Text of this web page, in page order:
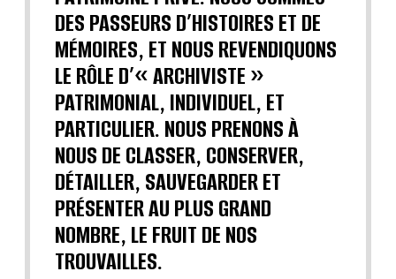
DES PASSEURS D’HISTOIRES ET DE
MÉMOIRES, ET NOUS REVENDIQUONS
LE RÔLE D’« ARCHIVISTE »
PATRIMONIAL, INDIVIDUEL, ET
PARTICULIER. NOUS PRENONS À
NOUS DE CLASSER, CONSERVER,
DÉTAILLER, SAUVEGARDER ET
PRÉSENTER AU PLUS GRAND
NOMBRE, LE FRUIT DE NOS
TROUVAILLES.